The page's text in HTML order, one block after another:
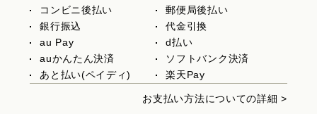
コンビニ後払い
郵便局後払い
銀行振込
代金引換
au Pay
d払い
auかんたん決済
ソフトバンク決済
あと払い(ペイディ)
楽天Pay
お支払い方法についての詳細 >